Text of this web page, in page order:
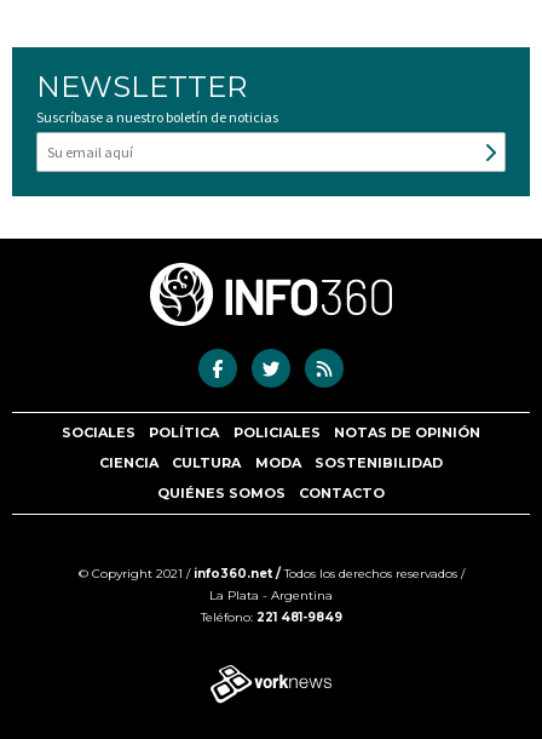
NEWSLETTER
Suscríbase a nuestro boletín de noticias
SOCIALES POLÍTICA POLICIALES
NOTAS DE OPINIÓN
CIENCIA
CULTURA MODA
SOSTENIBILIDAD
QUIÉNES SOMOS
CONTACTO
© Copyright 2021 / info360.net /Todos los derechos reservados /
La Plata - Argentina
Teléfono: 221 481-9849